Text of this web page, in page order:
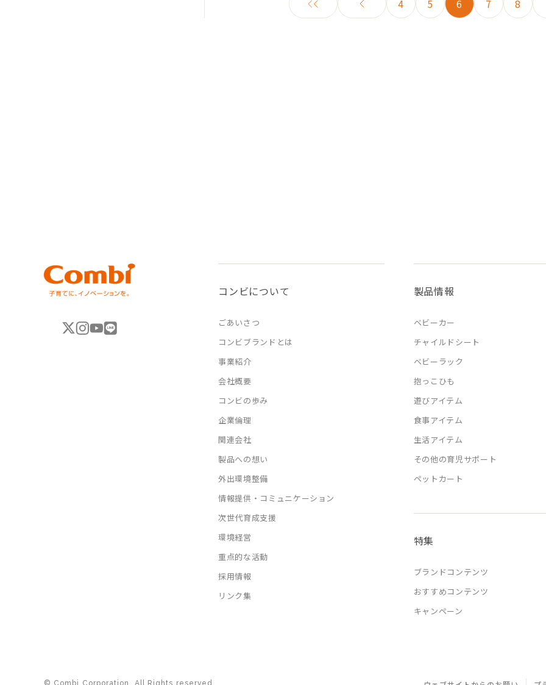
4 5 6 7 8
コンビについて
ごあいさつ
コンビブランドとは
事業紹介
会社概要
コンビの歩み
企業倫理
関連会社
製品への想い
外出環境整備
情報提供・コミュニケーション
次世代育成支援
環境経営
重点的な活動
採用情報
リンク集
製品情報
ベビーカー
チャイルドシート
ベビーラック
抱っこひも
遊びアイテム
食事アイテム
生活アイテム
その他の育児サポート
ペットカート
特集
ブランドコンテンツ
おすすめコンテンツ
キャンペーン
© Combi Corporation. All Rights reserved.